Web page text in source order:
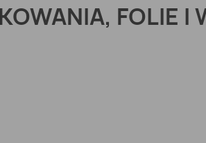
FOLIE I